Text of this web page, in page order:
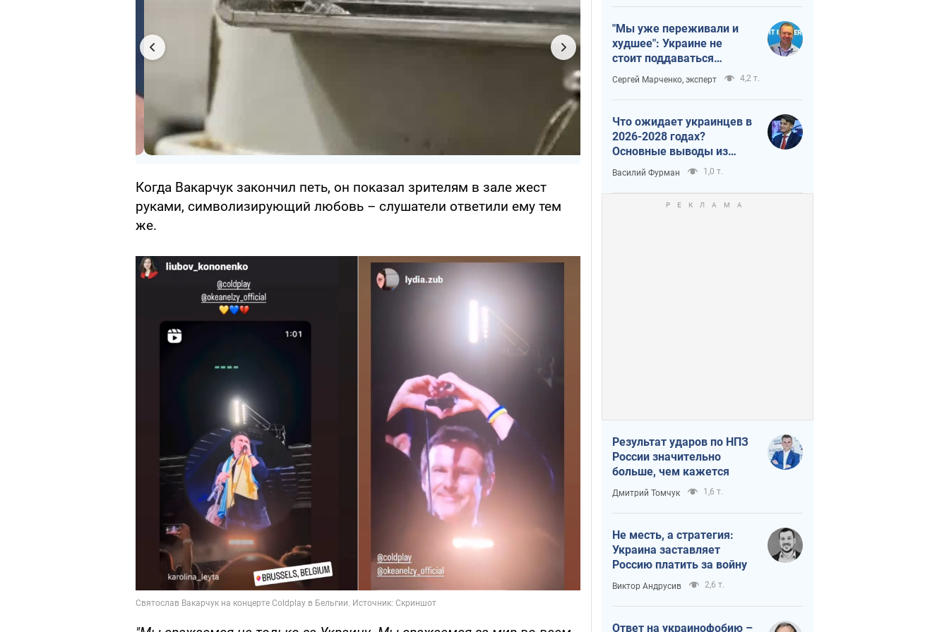
Когда Вакарчук закончил петь, он показал зрителям в зале жест
руками, символизирующий любовь – слушатели ответили ему тем
же.
"Мы уже переживали и
худшее": Украине не
стоит поддаваться
отчаянию из-за
ракетного террора
Сергей Марченко, эксперт 4,2 т.
Что ожидает украинцев в
2026-2028 годах?
Основные выводы из
новых прогнозов от НБУ
Василий Фурман 1,0 т.
Результат ударов по НПЗ
России значительно
больше, чем кажется
Дмитрий Томчук 1,6 т.
Не месть, а стратегия:
Украина заставляет
Россию платить за войну
Виктор Андрусив 2,6 т.
Ответ на украинофобию –